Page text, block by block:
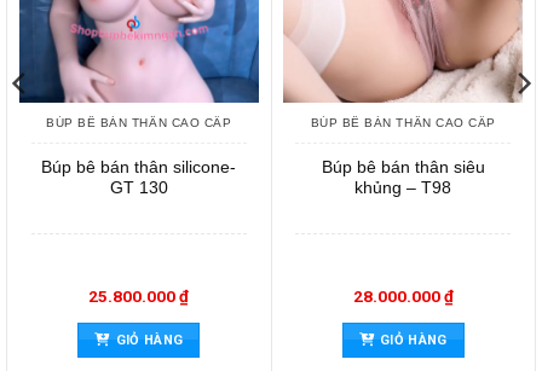
BÚP BÊ BÁN THÂN CAO CẤP
Búp bê bán thân silicone-
GT 130
25.800.000₫
GIỎ HÀNG
BÚP BÊ BÁN THÂN CAO CẤP
Búp bê bán thân siêu
khủng – T98
28.000.000₫
GIỎ HÀNG